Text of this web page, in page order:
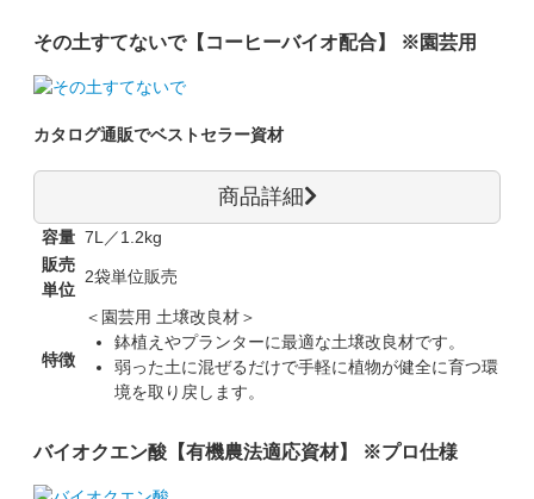
その土すてないで【コーヒーバイオ配合】 ※園芸用
カタログ通販でベストセラー資材
商品詳細
容量 7L／1.2kg
販売
単位
2袋単位販売
特徴
＜園芸用 土壌改良材＞
鉢植えやプランターに最適な土壌改良材です。
弱った土に混ぜるだけで手軽に植物が健全に育つ環
境を取り戻します。
バイオクエン酸【有機農法適応資材】 ※プロ仕様